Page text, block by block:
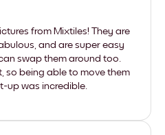
from Mixtiles! They are
and are super easy
swap them around too.
so being able to move them
up was incredible.